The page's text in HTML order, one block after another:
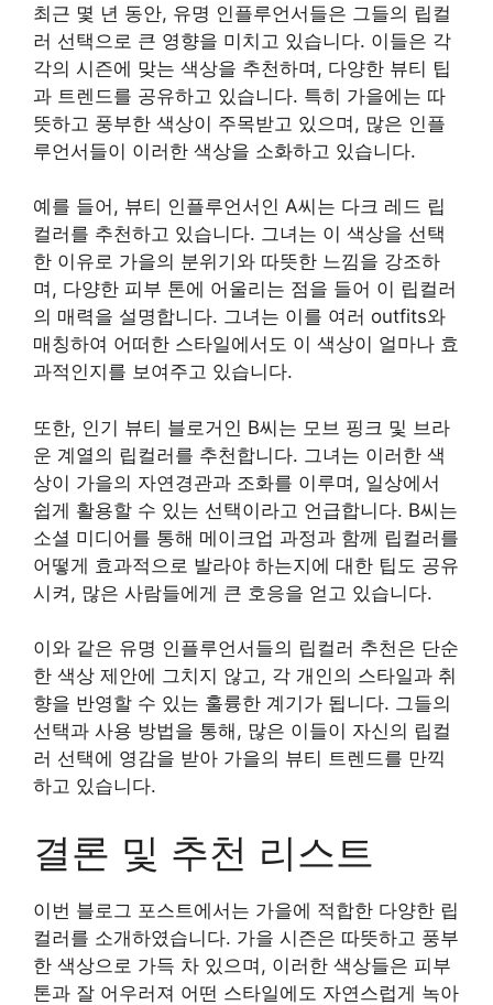
최근 몇 년 동안, 유명 인플루언서들은 그들의 립컬
러 선택으로 큰 영향을 미치고 있습니다. 이들은 각
각의 시즌에 맞는 색상을 추천하며, 다양한 뷰티 팁
과 트렌드를 공유하고 있습니다. 특히 가을에는 따
뜻하고 풍부한 색상이 주목받고 있으며, 많은 인플
루언서들이 이러한 색상을 소화하고 있습니다.
예를 들어, 뷰티 인플루언서인 A씨는 다크 레드 립
컬러를 추천하고 있습니다. 그녀는 이 색상을 선택
한 이유로 가을의 분위기와 따뜻한 느낌을 강조하
며, 다양한 피부 톤에 어울리는 점을 들어 이 립컬러
의 매력을 설명합니다. 그녀는 이를 여러 outfits와
매칭하여 어떠한 스타일에서도 이 색상이 얼마나 효
과적인지를 보여주고 있습니다.
또한, 인기 뷰티 블로거인 B씨는 모브 핑크 및 브라
운 계열의 립컬러를 추천합니다. 그녀는 이러한 색
상이 가을의 자연경관과 조화를 이루며, 일상에서
쉽게 활용할 수 있는 선택이라고 언급합니다. B씨는
소셜 미디어를 통해 메이크업 과정과 함께 립컬러를
어떻게 효과적으로 발라야 하는지에 대한 팁도 공유
시켜, 많은 사람들에게 큰 호응을 얻고 있습니다.
이와 같은 유명 인플루언서들의 립컬러 추천은 단순
한 색상 제안에 그치지 않고, 각 개인의 스타일과 취
향을 반영할 수 있는 훌륭한 계기가 됩니다. 그들의
선택과 사용 방법을 통해, 많은 이들이 자신의 립컬
러 선택에 영감을 받아 가을의 뷰티 트렌드를 만끽
하고 있습니다.
결론 및 추천 리스트
이번 블로그 포스트에서는 가을에 적합한 다양한 립
컬러를 소개하였습니다. 가을 시즌은 따뜻하고 풍부
한 색상으로 가득 차 있으며, 이러한 색상들은 피부
톤과 잘 어우러져 어떤 스타일에도 자연스럽게 녹아